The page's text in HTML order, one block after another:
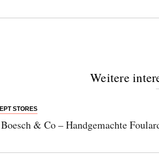
Weitere
STORES
& Co – Handgemachte